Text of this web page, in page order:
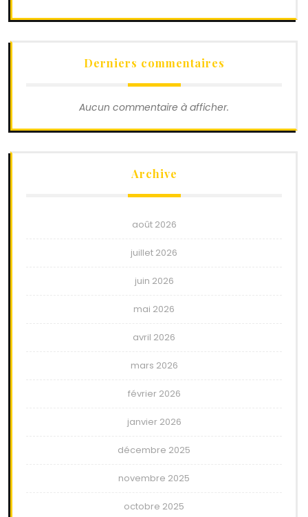
Derniers commentaires
Aucun commentaire à afficher.
Archive
août 2026
juillet 2026
juin 2026
mai 2026
avril 2026
mars 2026
février 2026
janvier 2026
décembre 2025
novembre 2025
octobre 2025